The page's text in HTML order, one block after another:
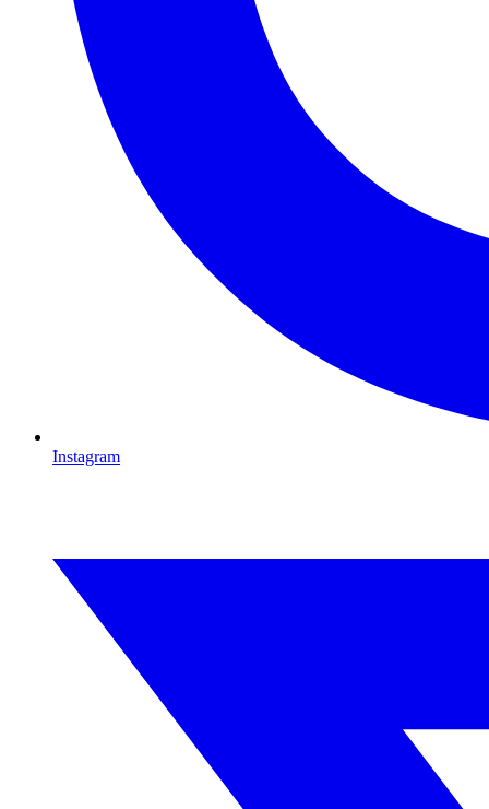
Instagram